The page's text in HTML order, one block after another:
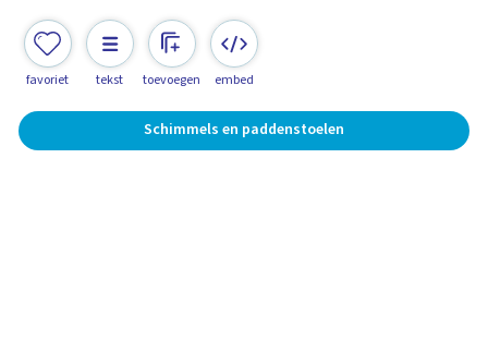
favoriet tekst toevoegen embed
Schimmels en paddenstoelen